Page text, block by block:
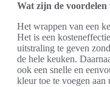
Wat zijn de voordelen
Het wrappen van een
Het is een
uitstraling te geven
de hele keuken.
ook een snelle en
kleur toe te voegen aan